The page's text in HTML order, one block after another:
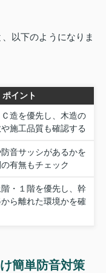
以下のようになりま
ポイント
造を優先し、木造の
施工品質も確認する
音サッシがあるかを
有無もチェック
・１階を優先し、幹
ら離れた環境かを確
簡単防音対策